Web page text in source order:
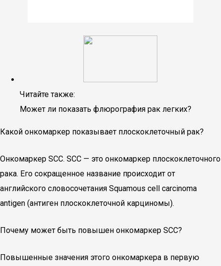
Читайте также:
Может ли показать флюрография рак легких?
Какой онкомаркер показывает плоскоклеточный рак?
Онкомаркер SCC. SCC — это онкомаркер плоскоклеточного
рака. Его сокращенное название происходит от
английского словосочетания Squamous cell carcinoma
antigen (антиген плоскоклеточной карциномы).
Почему может быть повышен онкомаркер SCC?
Повышенные значения этого онкомаркера в первую